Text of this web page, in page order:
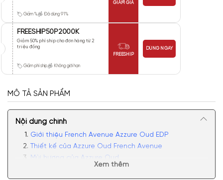
Giảm % Đã dùng 91%
GIẢM GIÁ
FREESHIP50P2000K
Giảm 50% phí ship cho đơn hàng từ 2
triệu đồng
Giảm phí ship Không giới hạn
FREESHIP
DÙNG NGAY
MÔ TẢ SẢN PHẨM
Nội dung chính
Giới thiệu French Avenue Azzure Oud EDP
Thiết kế của Azzure Oud French Avenue
Mùi hương của Azzure Oud
Xem thêm